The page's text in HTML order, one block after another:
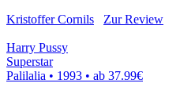
Kristoffer Cornils
Zur Review
Harry Pussy
Superstar
Palilalia • 1993 • ab 37.99€